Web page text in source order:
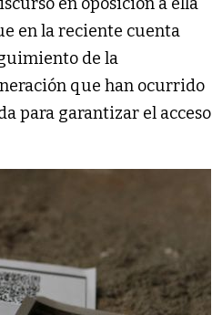
en la reciente cuenta
de la
que han ocurrido
para garantizar el acceso